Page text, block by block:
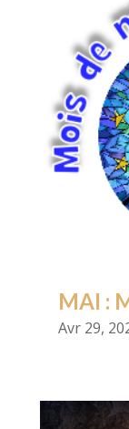
MAI :
Avr 29,